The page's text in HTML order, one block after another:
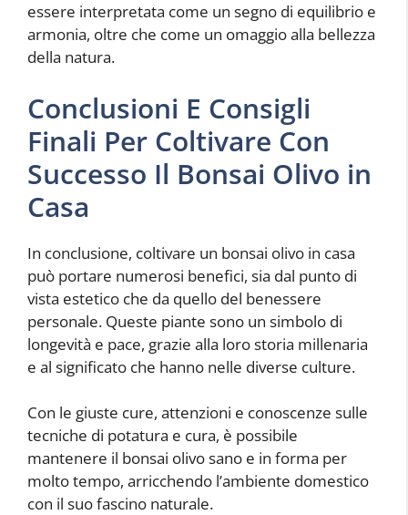
essere interpretata come un segno di equilibrio e
armonia, oltre che come un omaggio alla bellezza
della natura.
Conclusioni E Consigli
Finali Per Coltivare Con
Successo Il Bonsai Olivo in
Casa
In conclusione, coltivare un bonsai olivo in casa
può portare numerosi benefici, sia dal punto di
vista estetico che da quello del benessere
personale. Queste piante sono un simbolo di
longevità e pace, grazie alla loro storia millenaria
e al significato che hanno nelle diverse culture.
Con le giuste cure, attenzioni e conoscenze sulle
tecniche di potatura e cura, è possibile
mantenere il bonsai olivo sano e in forma per
molto tempo, arricchendo l’ambiente domestico
con il suo fascino naturale.